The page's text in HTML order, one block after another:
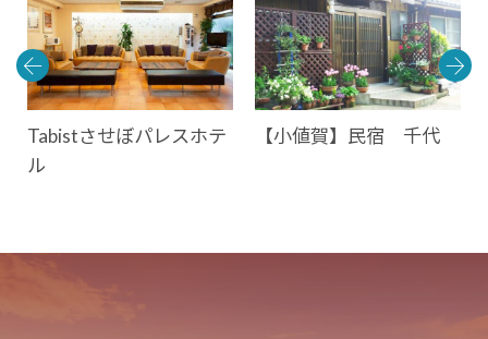
Tabistさせぼパレスホテ
ル
【小値賀】民宿 千代